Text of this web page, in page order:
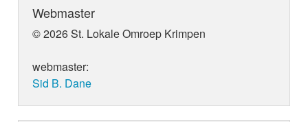
Webmaster
© 2026 St. Lokale Omroep Krimpen
webmaster:
Sid B. Dane